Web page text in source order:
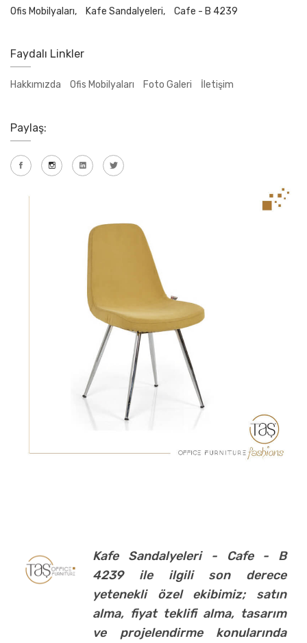
Ofis Mobilyaları, Kafe Sandalyeleri, Cafe - B 4239
Faydalı Linkler
Hakkımızda Ofis Mobilyaları Foto Galeri İletişim
Paylaş:
Kafe Sandalyeleri - Cafe - B
4239 ile ilgili son derece
yetenekli özel ekibimiz; satın
alma, fiyat teklifi alma, tasarım
ve projelendirme konularında